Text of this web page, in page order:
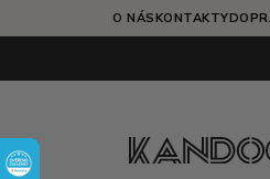
O NÁSKONTAKTY